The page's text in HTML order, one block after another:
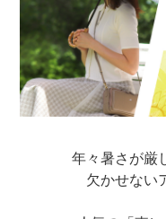
年々暑さが厳
欠かせない